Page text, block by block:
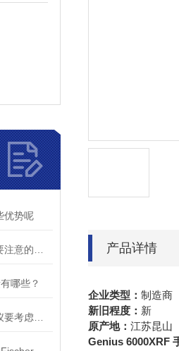
优势呢
哪些？
产品详情
企业类型： 制造商
新旧程度： 新
原产地： 江苏昆山
Genius 6000XRF